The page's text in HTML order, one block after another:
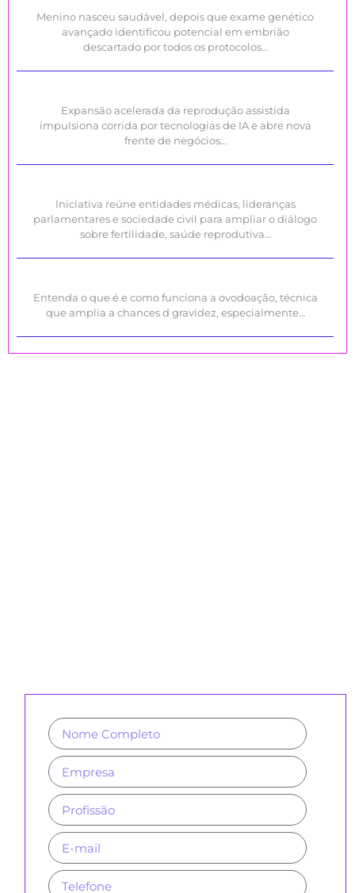
Menino nasceu saudável, depois que exame genético
avançado identificou potencial em embrião
descartado por todos os protocolos…
Expansão acelerada da reprodução assistida
impulsiona corrida por tecnologias de IA e abre nova
frente de negócios…
Iniciativa reúne entidades médicas, lideranças
parlamentares e sociedade civil para ampliar o diálogo
sobre fertilidade, saúde reprodutiva…
Entenda o que é e como funciona a ovodoação, técnica
que amplia a chances d gravidez, especialmente…